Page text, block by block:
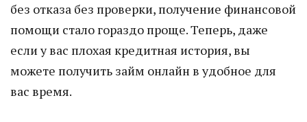
без отказа без проверки, получение финансовой
помощи стало гораздо проще. Теперь, даже
если у вас плохая кредитная история, вы
можете получить займ онлайн в удобное для
вас время.